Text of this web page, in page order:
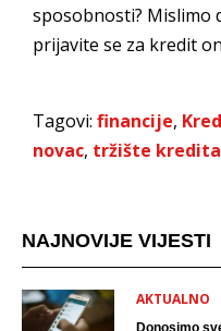
sposobnosti? Mislimo
prijavite se za kredit
Tagovi: financije,
novac, tržište kredita
NAJNOVIJE VIJESTI
AKTUALNO
Donosimo